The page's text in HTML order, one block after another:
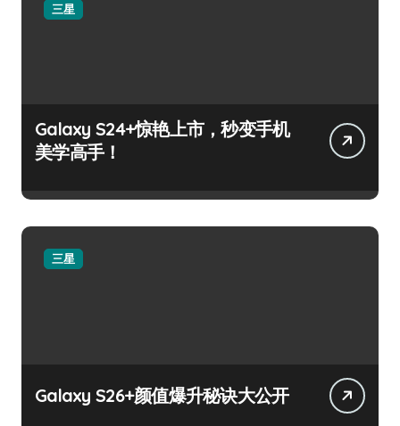
三星
Galaxy S24+惊艳上市，秒变手机
美学高手！
三星
Galaxy S26+颜值爆升秘诀大公开